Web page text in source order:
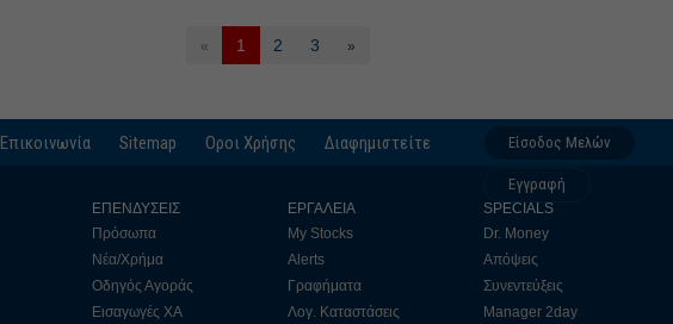
« 1 2 3 »
Επικοινωνία Sitemap Οροι Χρήσης Διαφημιστείτε Είσοδος Μελών
Εγγραφή
ΕΠΕΝΔΥΣΕΙΣ
Πρόσωπα
Νέα/Χρήμα
Οδηγός Αγοράς
Εισαγωγές ΧΑ
ΕΡΓΑΛΕΙΑ
My Stocks
Alerts
Γραφήματα
Λογ. Καταστάσεις
SPECIALS
Dr. Money
Απόψεις
Συνεντεύξεις
Manager 2day